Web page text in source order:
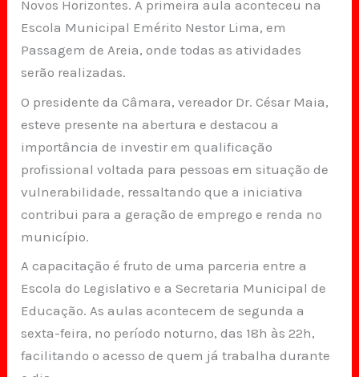
Novos Horizontes. A primeira aula aconteceu na
Escola Municipal Emérito Nestor Lima, em
Passagem de Areia, onde todas as atividades
serão realizadas.
O presidente da Câmara, vereador Dr. César Maia,
esteve presente na abertura e destacou a
importância de investir em qualificação
profissional voltada para pessoas em situação de
vulnerabilidade, ressaltando que a iniciativa
contribui para a geração de emprego e renda no
município.
A capacitação é fruto de uma parceria entre a
Escola do Legislativo e a Secretaria Municipal de
Educação. As aulas acontecem de segunda a
sexta-feira, no período noturno, das 18h às 22h,
facilitando o acesso de quem já trabalha durante